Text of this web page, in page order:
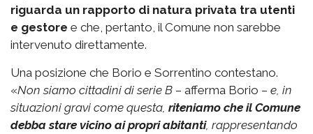
riguarda un rapporto di natura privata tra utenti
e gestore e che, pertanto, il Comune non sarebbe
intervenuto direttamente.
Una posizione che Borio e Sorrentino contestano.
«Non siamo cittadini di serie B – afferma Borio – e, in
situazioni gravi come questa, riteniamo che il Comune
debba stare vicino ai propri abitanti, rappresentando